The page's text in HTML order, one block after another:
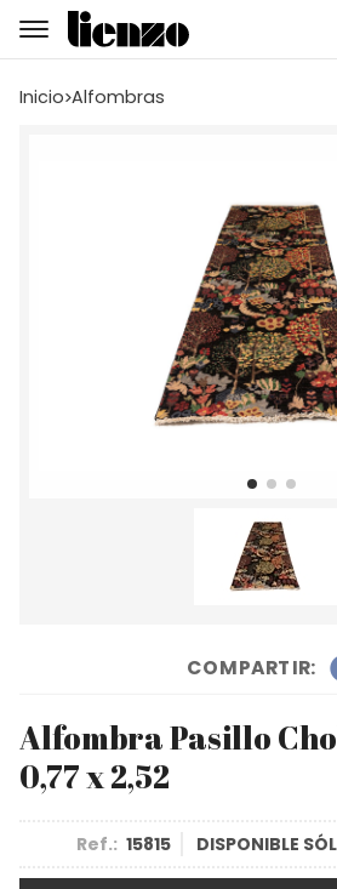
Inicio alfombras
COMPARTIR:
Alfombra Pasillo
0,77 x 2,52
Ref.: 15815 DISPONIBLE